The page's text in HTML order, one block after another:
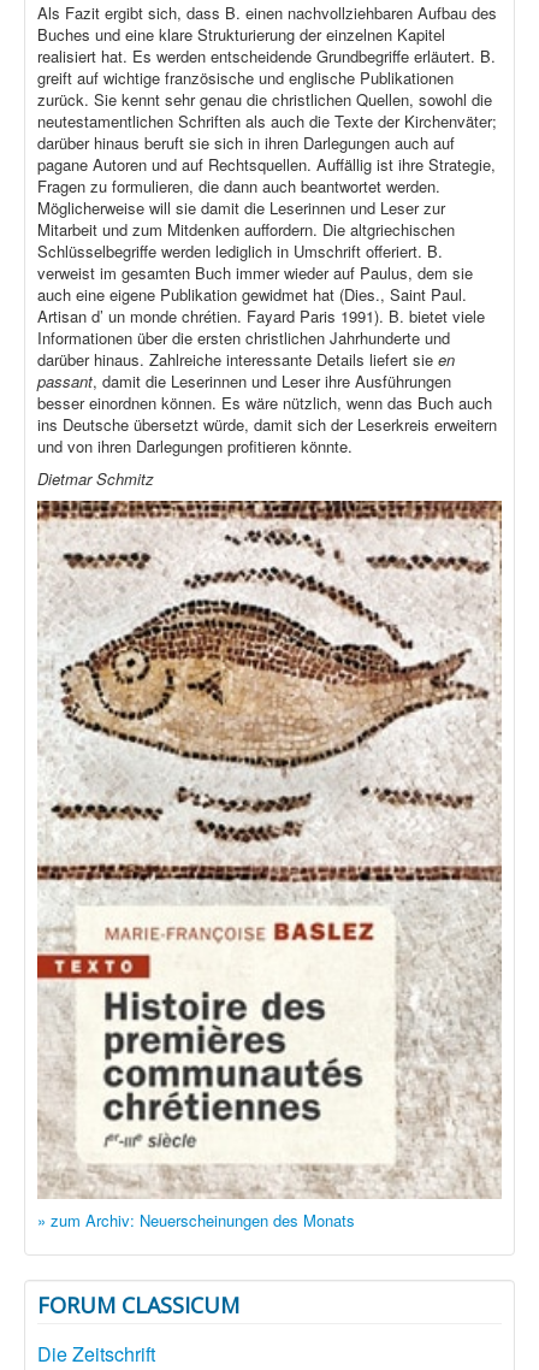
Als Fazit ergibt sich, dass B. einen nachvollziehbaren Aufbau des
Buches und eine klare Strukturierung der einzelnen Kapitel
realisiert hat. Es werden entscheidende Grundbegriffe erläutert. B.
greift auf wichtige französische und englische Publikationen
zurück. Sie kennt sehr genau die christlichen Quellen, sowohl die
neutestamentlichen Schriften als auch die Texte der Kirchenväter;
darüber hinaus beruft sie sich in ihren Darlegungen auch auf
pagane Autoren und auf Rechtsquellen. Auffällig ist ihre Strategie,
Fragen zu formulieren, die dann auch beantwortet werden.
Möglicherweise will sie damit die Leserinnen und Leser zur
Mitarbeit und zum Mitdenken auffordern. Die altgriechischen
Schlüsselbegriffe werden lediglich in Umschrift offeriert. B.
verweist im gesamten Buch immer wieder auf Paulus, dem sie
auch eine eigene Publikation gewidmet hat (Dies., Saint Paul.
Artisan d’ un monde chrétien. Fayard Paris 1991). B. bietet viele
Informationen über die ersten christlichen Jahrhunderte und
darüber hinaus. Zahlreiche interessante Details liefert sie en
passant, damit die Leserinnen und Leser ihre Ausführungen
besser einordnen können. Es wäre nützlich, wenn das Buch auch
ins Deutsche übersetzt würde, damit sich der Leserkreis erweitern
und von ihren Darlegungen profitieren könnte.
Dietmar Schmitz
» zum Archiv: Neuerscheinungen des Monats
FORUM CLASSICUM
Die Zeitschrift